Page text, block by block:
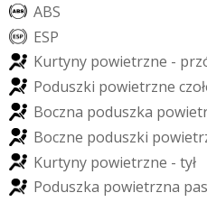
ABS
ESP
Kurtyny powietrzne - prz
Poduszki powietrzne czoł
Boczna poduszka powiet
Boczne poduszki powietr
Kurtyny powietrzne - tył
Poduszka powietrzna pas